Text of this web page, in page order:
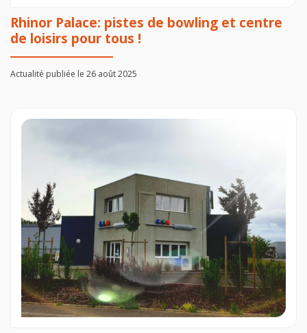
Rhinor Palace: pistes de bowling et centre
de loisirs pour tous !
Actualité publiée le 26 août 2025